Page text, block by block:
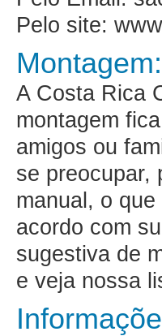
Pelo site:
Montagem:
A Costa Rica
montagem
amigos ou
se preocupar,
manual, o
acordo com
sugestiva de
e veja nossa